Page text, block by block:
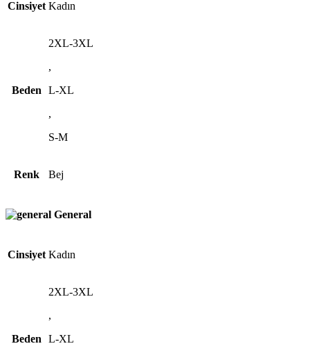
Cinsiyet Kadın
Beden
2XL-3XL
,
L-XL
,
S-M
Renk Bej
General
Cinsiyet Kadın
Beden
2XL-3XL
,
L-XL